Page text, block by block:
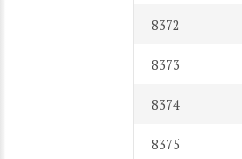
8372
8373
8374
8375